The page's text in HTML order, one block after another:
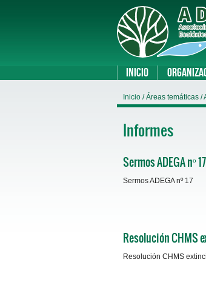
Inicio
Inicio / Áreas temáticas /
Informes
Sermos ADEGA nº 17
Sermos ADEGA nº 17
Resolución CHMS
Resolución CHMS